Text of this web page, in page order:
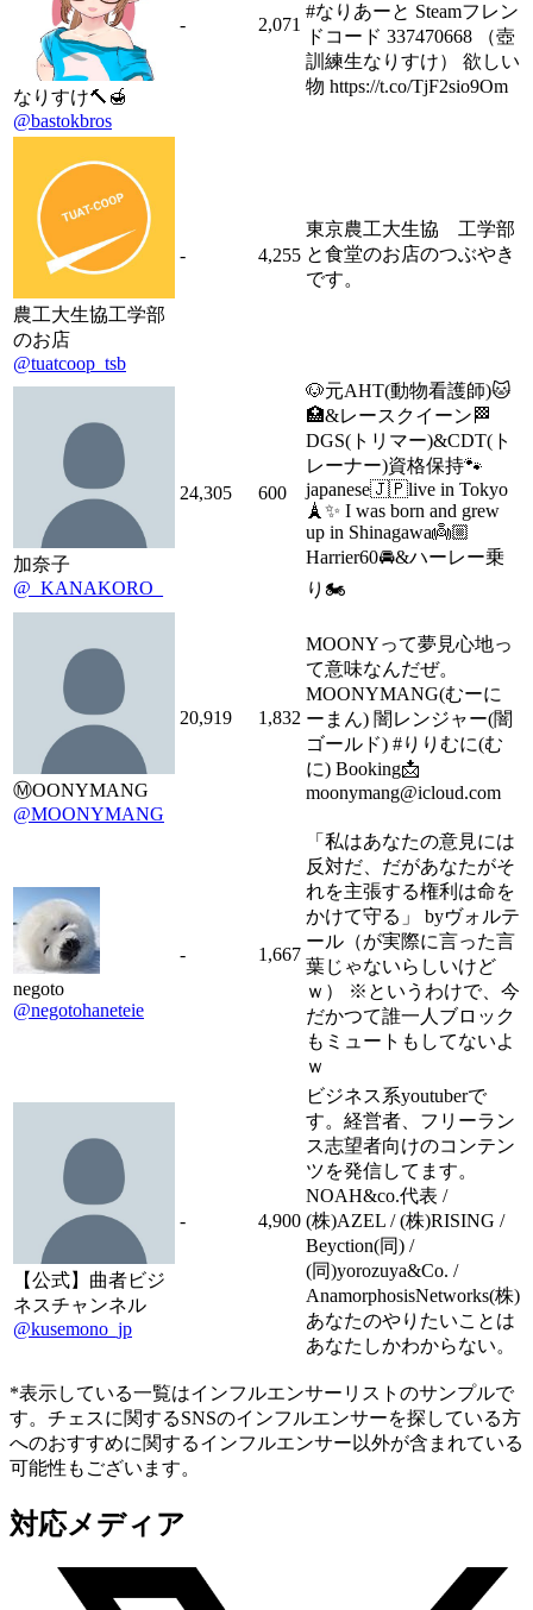
なりすけ🔨🍯
@bastokbros
- 2,071
#なりあーと Steamフレン
ドコード 337470668 （壺
訓練生なりすけ） 欲しい
物 https://t.co/TjF2sio9Om
農工大生協工学部
のお店
@tuatcoop_tsb
- 4,255
東京農工大生協 工学部
と食堂のお店のつぶやき
です。
加奈子
@_KANAKORO_
24,305 600
🐶元AHT(動物看護師)🐱
🏥&レースクイーン🏁
DGS(トリマー)&CDT(ト
レーナー)資格保持🐾
japanese🇯🇵live in Tokyo
🗼✨ I was born and grew
up in Shinagawa👼🏼
Harrier60🚘&ハーレー乗
り🏍
Ⓜ️OONYMANG
@MOONYMANG
20,919 1,832
MOONYって夢見心地っ
て意味なんだぜ。
MOONYMANG(むーに
ーまん) 闇レンジャー(闇
ゴールド) #りりむに(む
に) Booking📩
moonymang@icloud.com
negoto
@negotohaneteie
- 1,667
「私はあなたの意見には
反対だ、だがあなたがそ
れを主張する権利は命を
かけて守る」 byヴォルテ
ール（が実際に言った言
葉じゃないらしいけど
ｗ） ※というわけで、今
だかつて誰一人ブロック
もミュートもしてないよ
ｗ
【公式】曲者ビジ
ネスチャンネル
@kusemono_jp
- 4,900
ビジネス系youtuberで
す。経営者、フリーラン
ス志望者向けのコンテン
ツを発信してます。
NOAH&co.代表 /
(株)AZEL / (株)RISING /
Beyction(同) /
(同)yorozuya&Co. /
AnamorphosisNetworks(株)
あなたのやりたいことは
あなたしかわからない。
*表示している一覧はインフルエンサーリストのサンプルで
す。チェスに関するSNSのインフルエンサーを探している方
へのおすすめに関するインフルエンサー以外が含まれている
可能性もございます。
対応メディア